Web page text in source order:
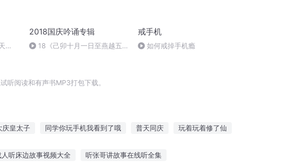
2018国庆吟诵专辑
18《己卯十月一日至燕越五
戒手机
如何戒掉手机瘾
听阅读和有声书MP3打包下载。
庆皇太子 同学你玩手机我看到了哦 普天同庆 玩着玩着修了仙
人听床边故事视频大全 听张哥讲故事在线听全集